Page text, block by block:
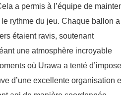
a permis à l’équipe de
rythme du jeu. Chaque ballon a
étaient ravis, soutenant
une atmosphère incroyable
où Urawa a tenté
d’une excellente organisation